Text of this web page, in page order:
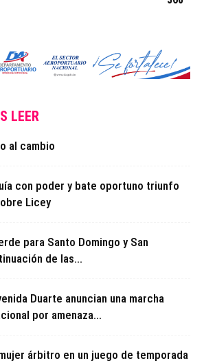
LEER
al cambio
con poder y bate oportuno triunfo
Licey
para Santo Domingo y San
de las...
Duarte anuncian una marcha
por amenaza...
árbitro en un juego de temporada